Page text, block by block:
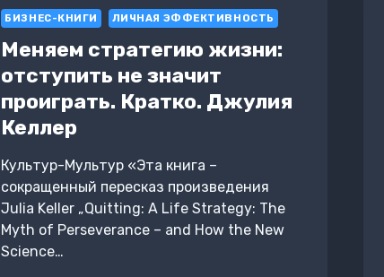
БИЗНЕС-КНИГИ ЛИЧНАЯ ЭФФЕКТИВНОСТЬ
Меняем стратегию жизни:
отступить не значит
проиграть. Кратко. Джулия
Келлер
Культур-Мультур «Эта книга –
сокращенный пересказ произведения
Julia Keller „Quitting: A Life Strategy: The
Myth of Perseverance – and How the New
Science…